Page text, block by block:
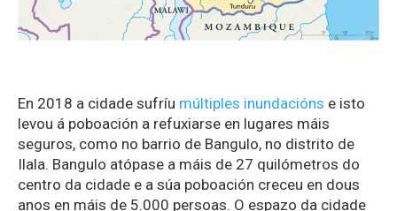
En 2018 a cidade sufríu múltiples inundacións e isto
levou á poboación a refuxiarse en lugares máis
seguros, como no barrio de Bangulo, no distrito de
Ilala. Bangulo atópase a máis de 27 quilómetros do
centro da cidade e a súa poboación creceu en dous
anos en máis de 5.000 persoas. O espazo da cidade